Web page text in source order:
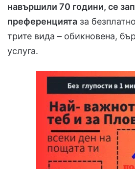
навършили 70 години, се
преференцията за
трите вида – обикновена,
услуга.